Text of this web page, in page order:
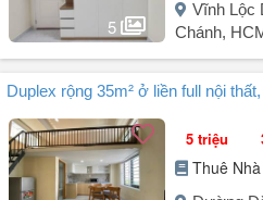
Đ/C: 128 Hồng Hà, Phường 9, Q.
Tiện ích miễn phí: Hồ bơi, phòng
LH: gặp Em Dương xem nhà bất kỳ
5
Vĩnh Lộc
Chánh,
Người đăng: Nguyễn Thị Hồng Huệ
Diện tích: 38m | 1PN | 1WC
Duplex rộng 35m² ở liền full nội
5 triệu
Thuê